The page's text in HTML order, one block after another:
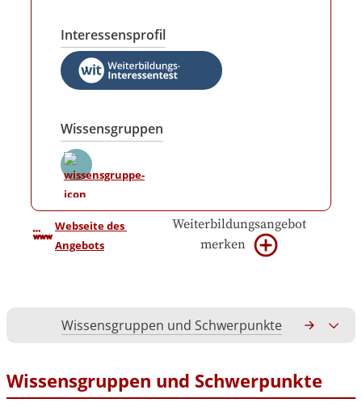
Interessensprofil
Wissensgruppen
Webseite des
Angebots
Weiterbildungsangebot
merken
Wissensgruppen und Schwerpunkte
Wissensgruppen und Schwerpunkte